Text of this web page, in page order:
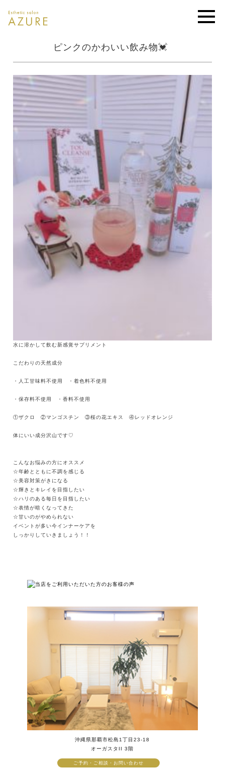
ピンクのかわいい飲み物💓
水に溶かして飲む新感覚サプリメント
こだわりの天然成分
・人工甘味料不使用 ・着色料不使用
・保存料不使用 ・香料不使用
①ザクロ ②マンゴスチン ③桜の花エキス ④レッドオレンジ
体にいい成分沢山です♡
こんなお悩みの方にオススメ
☆年齢とともに不調を感じる
☆美容対策がきになる
☆輝きとキレイを目指したい
☆ハリのある毎日を目指したい
☆表情が暗くなってきた
☆甘いのがやめられない
イベントが多い今インナーケアを
しっかりしていきましょう！！
沖縄県那覇市松島1丁目23-18
オーガスタII 3階
ご予約・ご相談・お問い合わせ